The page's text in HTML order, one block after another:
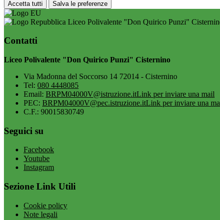
Accetta tutti Salva le preferenze
Liceo Polivalente "Don Quirico Punzi"
Contatti
Liceo Polivalente "Don Quirico Punzi" Cisternino
Via Madonna del Soccorso 14 72014 - Cisternino
Tel: 080 4448085
Email: BRPM04000V@istruzione.itLink per inviare una mail
PEC: BRPM04000V@pec.istruzione.itLink per inviare una
C.F.: 90015830749
Seguici su
Facebook
Youtube
Instagram
Sezione Link Utili
Cookie policy
Note legali